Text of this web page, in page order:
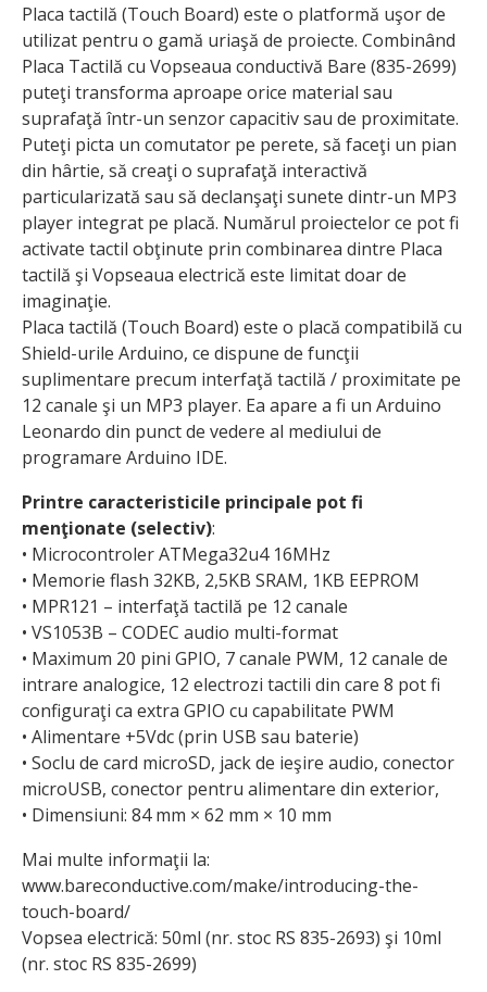
Placa tactilă (Touch Board) este o platformă uşor de
utilizat pentru o gamă uriaşă de proiecte. Combinând
Placa Tactilă cu Vopseaua conductivă Bare (835-2699)
puteţi transforma aproape orice material sau
suprafaţă într-un senzor capacitiv sau de proximitate.
Puteţi picta un comutator pe perete, să faceţi un pian
din hârtie, să creaţi o suprafaţă interactivă
particularizată sau să declanşaţi sunete dintr-un MP3
player integrat pe placă. Numărul proiectelor ce pot fi
activate tactil obţinute prin combinarea dintre Placa
tactilă şi Vopseaua electrică este limitat doar de
imaginaţie.
Placa tactilă (Touch Board) este o placă compatibilă cu
Shield-urile Arduino, ce dispune de funcţii
suplimentare precum interfaţă tactilă / proximitate pe
12 canale şi un MP3 player. Ea apare a fi un Arduino
Leonardo din punct de vedere al mediului de
programare Arduino IDE.
Printre caracteristicile principale pot fi
menţionate (selectiv):
• Microcontroler ATMega32u4 16MHz
• Memorie flash 32KB, 2,5KB SRAM, 1KB EEPROM
• MPR121 – interfaţă tactilă pe 12 canale
• VS1053B – CODEC audio multi-format
• Maximum 20 pini GPIO, 7 canale PWM, 12 canale de
intrare analogice, 12 electrozi tactili din care 8 pot fi
configuraţi ca extra GPIO cu capabilitate PWM
• Alimentare +5Vdc (prin USB sau baterie)
• Soclu de card microSD, jack de ieşire audio, conector
microUSB, conector pentru alimentare din exterior,
• Dimensiuni: 84 mm × 62 mm × 10 mm
Mai multe informaţii la:
www.bareconductive.com/make/introducing-the-
touch-board/
Vopsea electrică: 50ml (nr. stoc RS 835-2693) şi 10ml
(nr. stoc RS 835-2699)